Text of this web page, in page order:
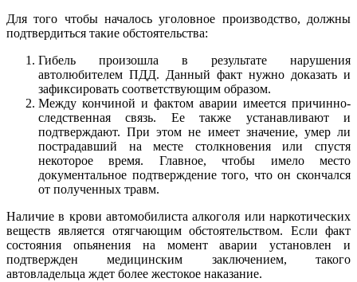
Для того чтобы началось уголовное производство, должны
подтвердиться такие обстоятельства:
Гибель произошла в результате нарушения
автолюбителем ПДД. Данный факт нужно доказать и
зафиксировать соответствующим образом.
Между кончиной и фактом аварии имеется причинно-
следственная связь. Ее также устанавливают и
подтверждают. При этом не имеет значение, умер ли
пострадавший на месте столкновения или спустя
некоторое время. Главное, чтобы имело место
документальное подтверждение того, что он скончался
от полученных травм.
Наличие в крови автомобилиста алкоголя или наркотических
веществ является отягчающим обстоятельством. Если факт
состояния опьянения на момент аварии установлен и
подтвержден медицинским заключением, такого
автовладельца ждет более жестокое наказание.